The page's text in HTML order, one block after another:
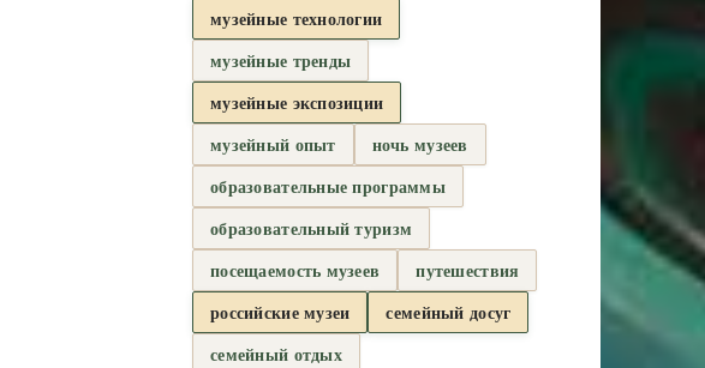
музейные технологии
музейные тренды
музейные экспозиции
музейный опыт
ночь музеев
образовательные программы
образовательный туризм
посещаемость музеев
путешествия
российские музеи
семейный досуг
семейный отдых